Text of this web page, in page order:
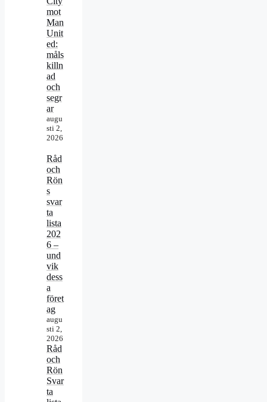
mot
Man
Unit
ed:
måls
killn
ad
och
segr
ar
augu
sti 2,
2026
Råd
och
Rön
s
svar
ta
lista
202
6 –
und
vik
dess
a
föret
ag
augu
sti 2,
2026
Råd
och
Rön
Svar
ta